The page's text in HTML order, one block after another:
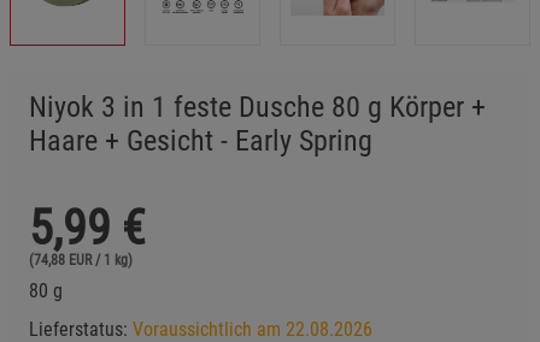
Niyok 3 in 1 feste Dusche 80 g Körper +
Haare + Gesicht - Early Spring
5,99 €
(74,88 EUR / 1 kg)
80 g
Lieferstatus: Voraussichtlich am 22.08.2026